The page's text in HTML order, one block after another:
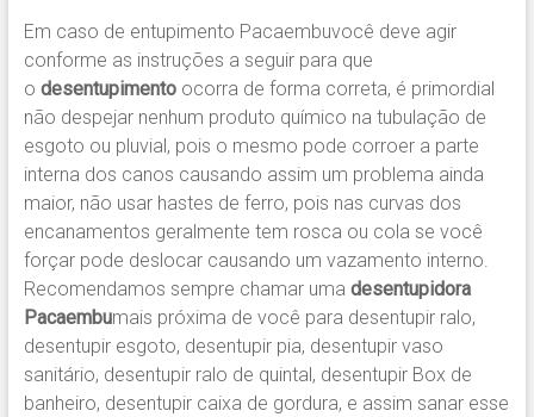
Em caso de entupimento Pacaembuvocê deve agir
conforme as instruções a seguir para que
o desentupimentoocorra de forma correta, é primordial
não despejar nenhum produto químico na tubulação de
esgoto ou pluvial, pois o mesmo pode corroer a parte
interna dos canos causando assim um problema ainda
maior, não usar hastes de ferro, pois nas curvas dos
encanamentos geralmente tem rosca ou cola se você
forçar pode deslocar causando um vazamento interno.
Recomendamos sempre chamar uma desentupidora
Pacaembumais próxima de você para desentupir ralo,
desentupir esgoto, desentupir pia, desentupir vaso
sanitário, desentupir ralo de quintal, desentupir Box de
banheiro, desentupir caixa de gordura, e assim sanar esse